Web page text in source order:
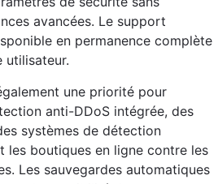
avancées. Le support
en permanence complète
utilisateur.
une priorité pour
anti-DDoS intégrée, des
systèmes de détection
les boutiques en ligne contre les
Les sauvegardes automatiques